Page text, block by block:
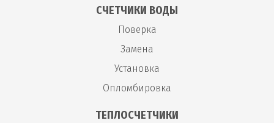
СЧЕТЧИКИ ВОДЫ
Поверка
Замена
Установка
Опломбировка
ТЕПЛОСЧЕТЧИКИ